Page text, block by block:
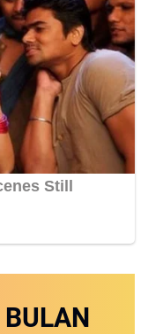
BULAN